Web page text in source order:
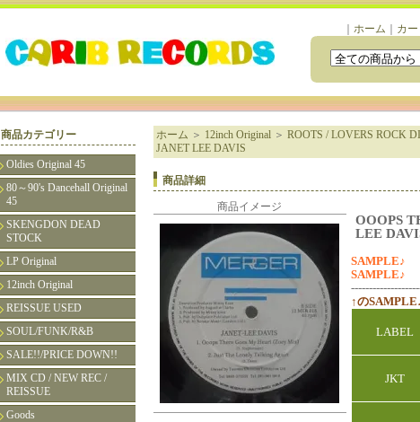
ホーム カ
商品カテゴリー
Oldies Original 45
80～90's Dancehall Original
45
SKENGDON DEAD
STOCK
LP Original
12inch Original
REISSUE USED
SOUL/FUNK/R&B
SALE!!/PRICE DOWN!!
MIX CD / NEW REC /
REISSUE
Goods
ホーム ＞ 12inch Original＞ ROOTS / LOVERS ROCK
JANET LEE DAVIS
商品詳細
商品イメージ
OOOPS
LEE
SAMPLE♪
SAMPLE♪
↑の
LABEL
JKT